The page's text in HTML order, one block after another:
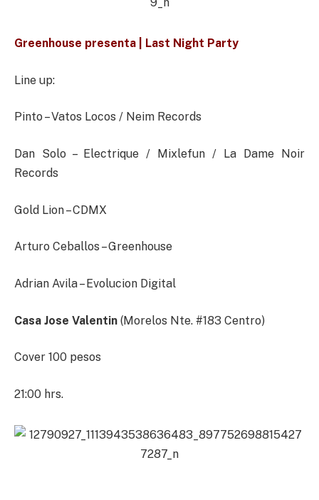
Greenhouse presenta | Last Night Party
Line up:
Pinto – Vatos Locos / Neim Records
Dan Solo – Electrique / Mixlefun / La Dame Noir
Records
Gold Lion – CDMX
Arturo Ceballos – Greenhouse
Adrian Avila – Evolucion Digital
Casa Jose Valentin (Morelos Nte. #183 Centro)
Cover 100 pesos
21:00 hrs.